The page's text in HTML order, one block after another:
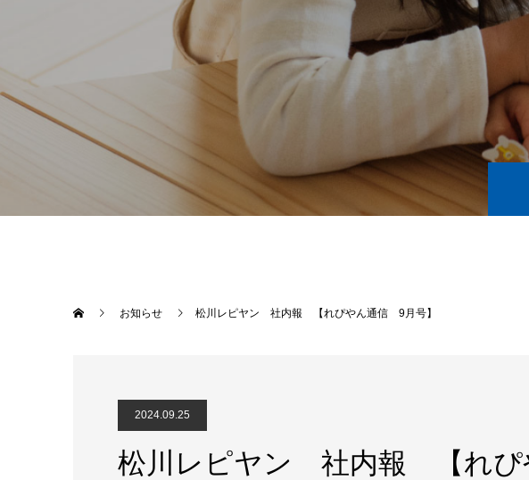
お知らせ 松川レピヤン 社内報 【れぴやん通信 9月号】
2024.09.25
松川レピヤン 社内報 【れ